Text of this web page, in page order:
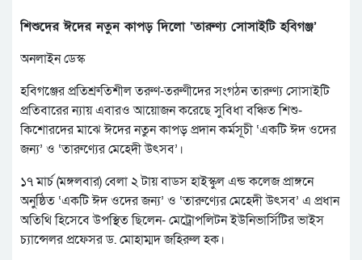
শিশুদের ঈদের নতুন কাপড় দিলো ‘তারুণ্য সোসাইটি হবিগঞ্জ’
অনলাইন ডেস্ক
হবিগঞ্জের প্রতিশ্রুতিশীল তরুণ-তরুণীদের সংগঠন তারুণ্য সোসাইটি
প্রতিবারের ন্যায় এবারও আয়োজন করেছে সুবিধা বঞ্চিত শিশু-
কিশোরদের মাঝে ঈদের নতুন কাপড় প্রদান কর্মসূচী ‘একটি ঈদ ওদের
জন্য’ ও ‘তারুণ্যের মেহেদী উৎসব’।
১৭ মার্চ (মঙ্গলবার) বেলা ২ টায় বাডস হাইস্কুল এন্ড কলেজ প্রাঙ্গনে
অনুষ্ঠিত ‘একটি ঈদ ওদের জন্য’ ও ‘তারুণ্যের মেহেদী উৎসব’ এ প্রধান
অতিথি হিসেবে উপস্থিত ছিলেন- মেট্রোপলিটন ইউনিভার্সিটির ভাইস
চ্যান্সেলর প্রফেসর ড. মোহাম্মদ জহিরুল হক।